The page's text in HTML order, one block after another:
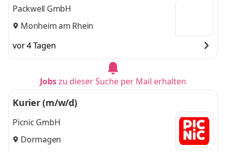
Packwell GmbH
Monheim am Rhein
vor 4 Tagen
Jobszu dieser Suche per Mail erhalten
Kurier (m/w/d)
Picnic GmbH
Dormagen